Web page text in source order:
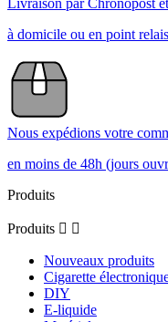
2étoiles
1étoile
Trier les avis
Avis vérifié
Avis du08/05/2023 , suite à une
Utile (0) Signaler